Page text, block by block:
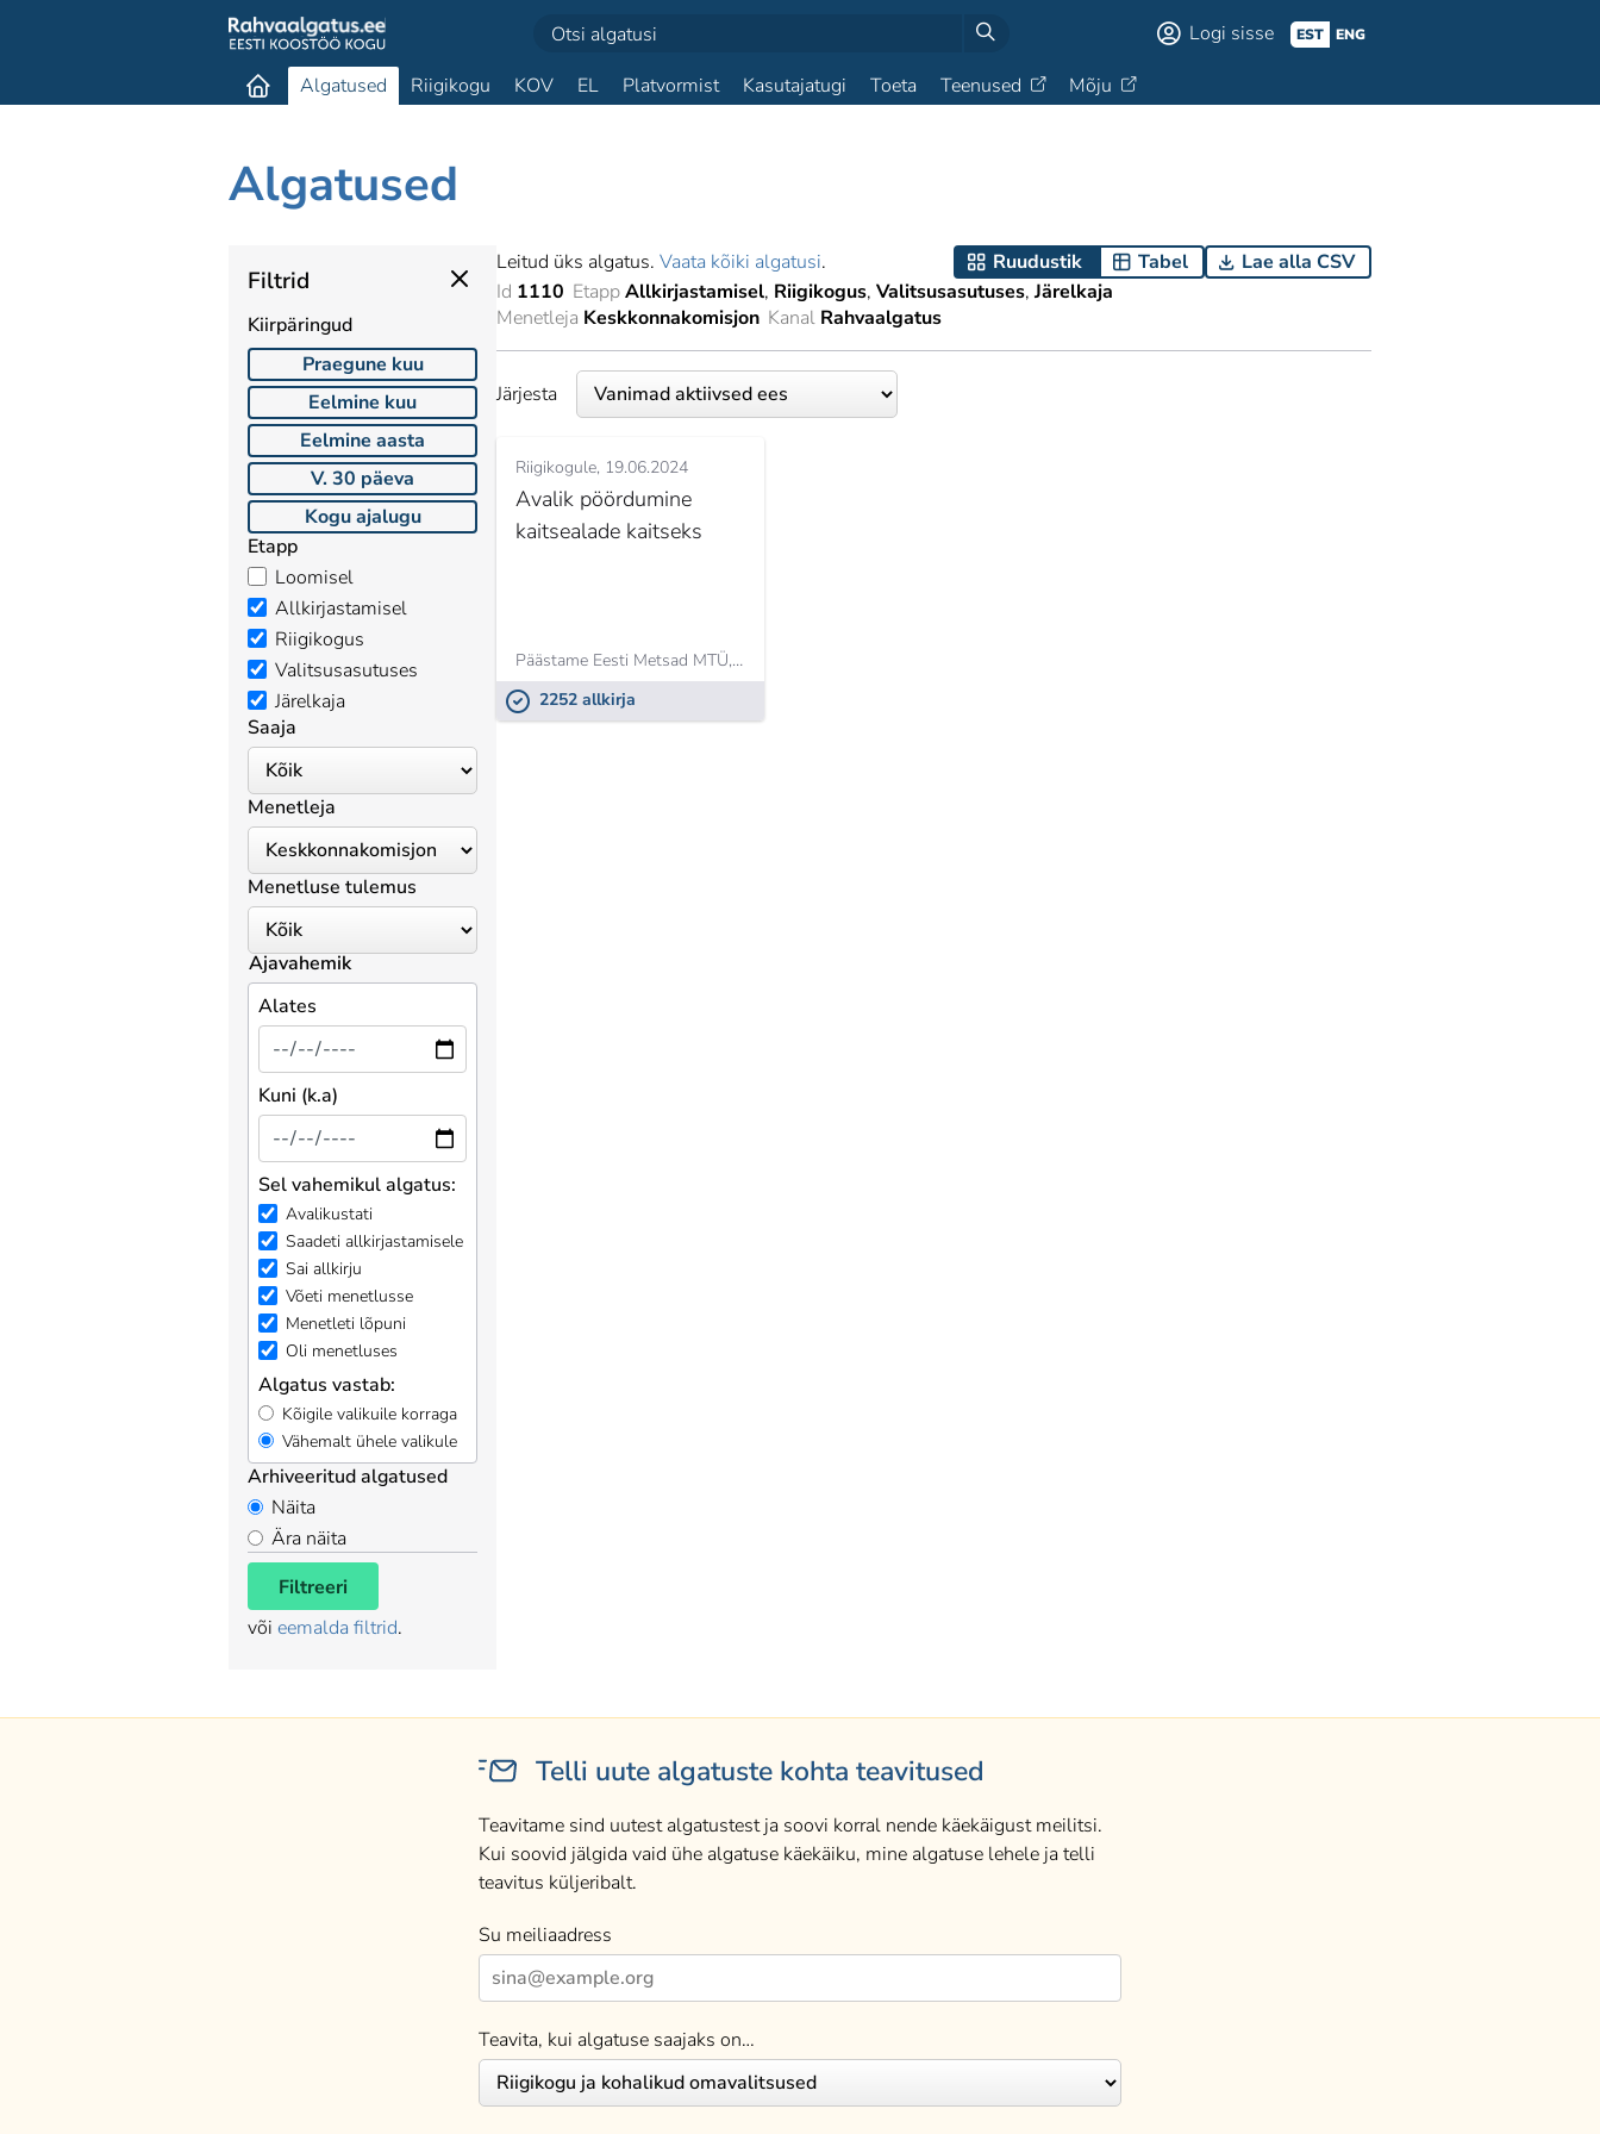
Logi sisse EST ENG
Algatused Riigikogu KOV EL Platvormist Kasutajatugi Toeta Teenused Mõju
Algatused
Filtrid
Kiirpäringud
Praegune kuu
Eelmine kuu
Eelmine aasta
V. 30 päeva
Kogu ajalugu
Etapp
Loomisel
Allkirjastamisel
Riigikogus
Valitsusasutuses
Järelkaja
Saaja
Menetleja
Menetluse tulemus
Ajavahemik
Alates
Kuni (k.a)
Sel vahemikul algatus:
Avalikustati
Saadeti allkirjastamisele
Sai allkirju
Võeti menetlusse
Menetleti lõpuni
Oli menetluses
Algatus vastab:
Kõigile valikuile korraga
Vähemalt ühele valikule
Arhiveeritud algatused
Näita
Ära näita
Filtreeri
või eemalda filtrid.
Leitud üks algatus. Vaata kõiki algatusi. Ruudustik Tabel
Lae alla CSV
Id 1110 EtappAllkirjastamisel Riigikogus Valitsusasutuses Järelkaja
Menetleja Keskkonnakomisjon Kanal Rahvaalgatus
Järjesta
Riigikogule 19.06.2024
Avalik pöördumine
kaitsealade kaitseks
Päästame Eesti Metsad MTÜ,Farištamo Eller
2252 allkirja
Telli uute algatuste kohta teavitused
Teavitame sind uutest algatustest ja soovi korral nende käekäigust meilitsi.
Kui soovid jälgida vaid ühe algatuse käekäiku, mine algatuse lehele ja telli
teavitus küljeribalt.
Su meiliaadress
Teavita, kui algatuse saajaks on…